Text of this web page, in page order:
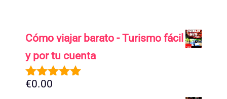
Cómo viajar barato - Turismo fácil
y por tu cuenta
5.00de 5
€0.00